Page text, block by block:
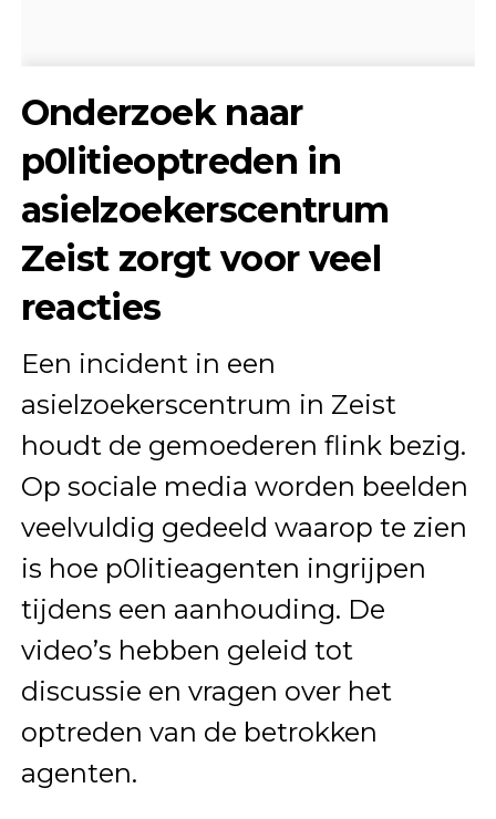
Onderzoek naar
p0litieoptreden in
asielzoekerscentrum
Zeist zorgt voor veel
reacties
Een incident in een
asielzoekerscentrum in Zeist
houdt de gemoederen flink bezig.
Op sociale media worden beelden
veelvuldig gedeeld waarop te zien
is hoe p0litieagenten ingrijpen
tijdens een aanhouding. De
video’s hebben geleid tot
discussie en vragen over het
optreden van de betrokken
agenten.